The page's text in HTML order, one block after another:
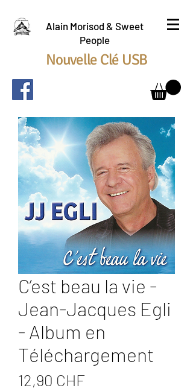
Alain Morisod & Sweet
People
Nouvelle Clé USB
C’est beau la vie -
Jean-Jacques Egli
- Album en
Téléchargement
12,90 CHFPrix